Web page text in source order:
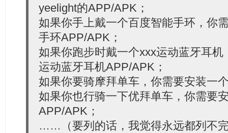
yeelight的APP/APK；
如果你手上戴一个百度智能手环，你
手环APP/APK；
如果你跑步时戴一个xxx运动蓝牙耳
运动蓝牙耳机APP/APK；
如果你要骑摩拜单车，你需要安装一
如果你也行骑一下优拜单车，你需要
APP/APK；
……（要列的话，我觉得永远都列不